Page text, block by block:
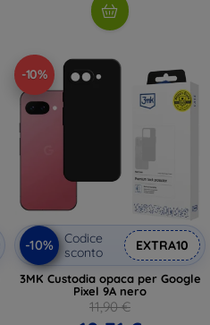
-10%
-10%
Codice
sconto
EXTRA10
3MK Custodia opaca per Google
Pixel 9A nero
11,90 €